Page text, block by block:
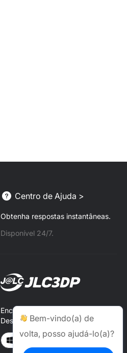
Centro de Ajuda >
Obtenha respostas instantâneas.
Disponível 24/7.
Encomende no JLCONE
Desktop e poupe até US$20
Windows MAC
Bem-vindo(a) de
volta, posso ajudá-lo(a)?